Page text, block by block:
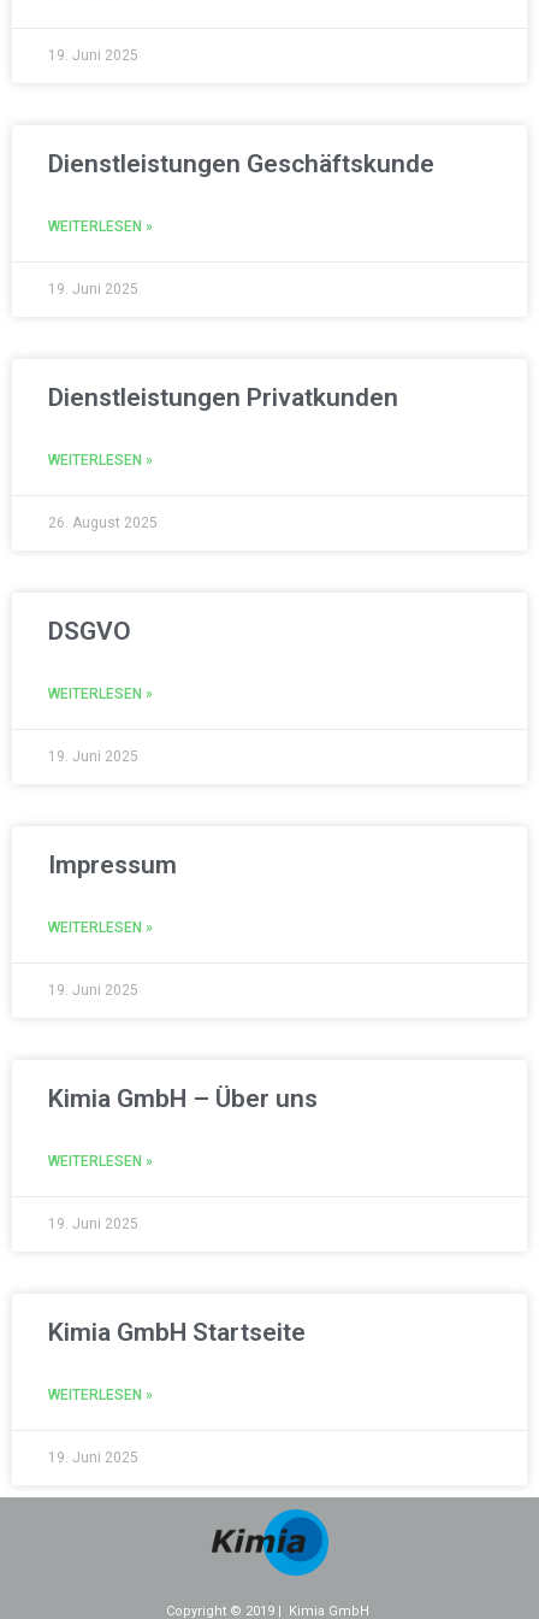
19. Juni 2025
Dienstleistungen Geschäftskunde
WEITERLESEN »
19. Juni 2025
Dienstleistungen Privatkunden
WEITERLESEN »
26. August 2025
DSGVO
WEITERLESEN »
19. Juni 2025
Impressum
WEITERLESEN »
19. Juni 2025
Kimia GmbH – Über uns
WEITERLESEN »
19. Juni 2025
Kimia GmbH Startseite
WEITERLESEN »
19. Juni 2025
Copyright © 2019 | Kimia GmbH